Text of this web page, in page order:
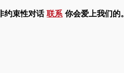
约束性对话 联系 你会爱上我们的。